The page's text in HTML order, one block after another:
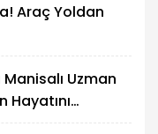
Araç Yoldan
Uzman